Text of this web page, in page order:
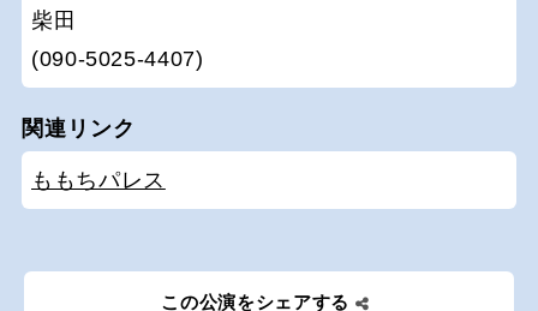
柴田
(090-5025-4407)
関連リンク
ももちパレス
この公演をシェアする